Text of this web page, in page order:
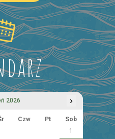
2026 ›
Czw Pt
Sob
1